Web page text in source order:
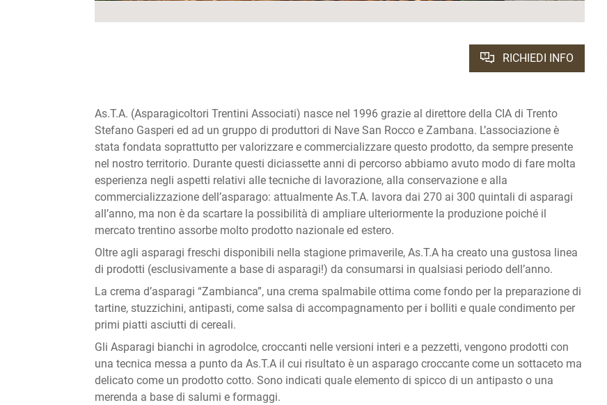
RICHIEDI INFO
As.T.A. (Asparagicoltori Trentini Associati) nasce nel 1996 grazie al direttore della CIA di Trento
Stefano Gasperi ed ad un gruppo di produttori di Nave San Rocco e Zambana. L’associazione è
stata fondata soprattutto per valorizzare e commercializzare questo prodotto, da sempre presente
nel nostro territorio. Durante questi diciassette anni di percorso abbiamo avuto modo di fare molta
esperienza negli aspetti relativi alle tecniche di lavorazione, alla conservazione e alla
commercializzazione dell’asparago: attualmente As.T.A. lavora dai 270 ai 300 quintali di asparagi
all’anno, ma non è da scartare la possibilità di ampliare ulteriormente la produzione poiché il
mercato trentino assorbe molto prodotto nazionale ed estero.
Oltre agli asparagi freschi disponibili nella stagione primaverile, As.T.A ha creato una gustosa linea
di prodotti (esclusivamente a base di asparagi!) da consumarsi in qualsiasi periodo dell’anno.
La crema d’asparagi “Zambianca”, una crema spalmabile ottima come fondo per la preparazione di
tartine, stuzzichini, antipasti, come salsa di accompagnamento per i bolliti e quale condimento per
primi piatti asciutti di cereali.
Gli Asparagi bianchi in agrodolce, croccanti nelle versioni interi e a pezzetti, vengono prodotti con
una tecnica messa a punto da As.T.A il cui risultato è un asparago croccante come un sottaceto ma
delicato come un prodotto cotto. Sono indicati quale elemento di spicco di un antipasto o una
merenda a base di salumi e formaggi.